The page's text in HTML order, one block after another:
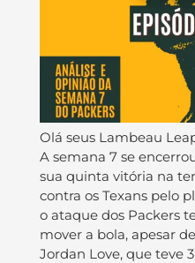
Olá seus Lambeau
A semana 7 se
sua quinta vitória na
contra os Texans pelo
o ataque dos Packers
mover a bola, apesar
Jordan Love, que teve